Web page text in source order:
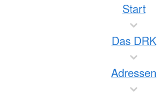
Start
Das DRK
Adressen